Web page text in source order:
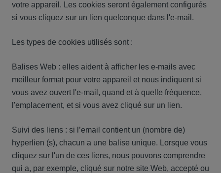
votre appareil. Les cookies seront également configurés
si vous cliquez sur un lien quelconque dans l'e-mail.
Les types de cookies utilisés sont :
Balises Web : elles aident à afficher les e-mails avec
meilleur format pour votre appareil et nous indiquent si
vous avez ouvert l'e-mail, quand et à quelle fréquence,
l'emplacement, et si vous avez cliqué sur un lien.
Suivi des liens : si l’email contient un (nombre de)
hyperlien (s), chacun a une balise unique. Lorsque vous
cliquez sur l'un de ces liens, nous pouvons comprendre
qui a, par exemple, cliqué sur notre site Web, accepté ou